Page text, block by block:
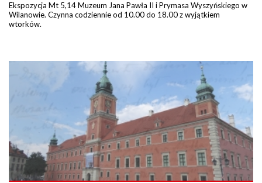
Ekspozycja Mt 5,14 Muzeum Jana Pawła II i Prymasa Wyszyńskiego w
Wilanowie. Czynna codziennie od 10.00 do 18.00 z wyjątkiem
wtorków.